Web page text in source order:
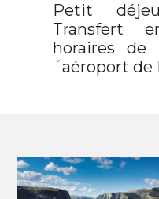
Petit
Transfert
horaires de
´aéroport de